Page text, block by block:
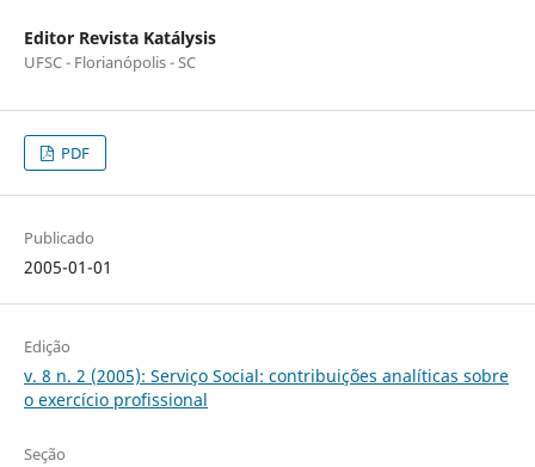
Editor Revista Katálysis
UFSC - Florianópolis - SC
PDF
Publicado
2005-01-01
Edição
v. 8 n. 2 (2005): Serviço Social: contribuições analíticas sobre
o exercício profissional
Seção